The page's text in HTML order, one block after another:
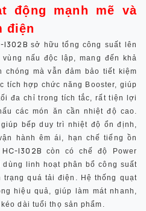
động mạnh mẽ và
điện
I302B sở hữutổng công suất lên
nấu độc lập, mang đến khả
chóng mà vẫn đảm bảo tiết kiệm
tích hợp chức năng Booster, giúp
đa chỉ trong tích tắc, rất tiện lợi
các món ăn cần nhiệt độ cao.
giúp bếp duy trì nhiệt độ ổn định,
hành êm ái, hạn chế tiếng ồn
I302B còn cóchế độ Power
linh hoạt phân bổ công suất
quá tải điện. Hệ thống quạt
hiệu quả, giúp làm mát nhanh,
dài tuổi thọ sản phẩm.